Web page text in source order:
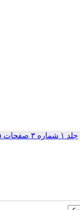
جلد ۱ شماره ۳ صفحات ۵-۱